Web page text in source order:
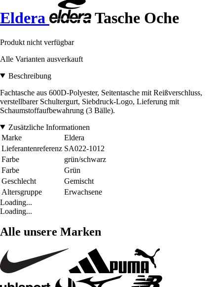
Eldera Tasche Oche
Produkt nicht verfügbar
Alle Varianten ausverkauft
Beschreibung
Fachtasche aus 600D-Polyester, Seitentasche mit Reißverschluss,
verstellbarer Schultergurt, Siebdruck-Logo, Lieferung mit
Schaumstoffaufbewahrung (3 Bälle).
Zusätzliche Informationen
Marke
Eldera
Lieferantenreferenz SA022-1012
Farbe
grün/schwarz
Farbe
Grün
Geschlecht
Gemischt
Altersgruppe
Erwachsene
Loading...
Loading...
Alle unsere Marken